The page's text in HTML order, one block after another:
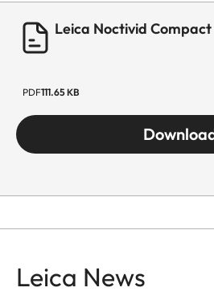
Leica Noctivid
PDF111.65 KB
Leica News